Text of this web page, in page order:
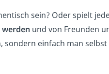
sein? Oder spielt
werden und von Freunden
sondern einfach man